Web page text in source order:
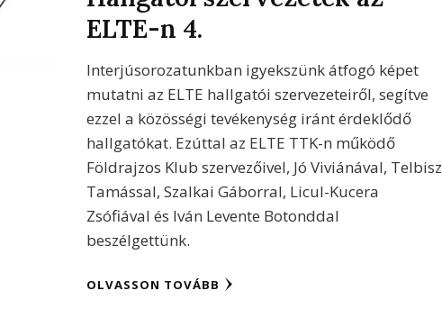
ELTE-n 4.
Interjúsorozatunkban igyekszünk átfogó képet
mutatni az ELTE hallgatói szervezeteiről, segítve
ezzel a közösségi tevékenység iránt érdeklődő
hallgatókat. Ezúttal az ELTE TTK-n működő
Földrajzos Klub szervezőivel, Jó Viviánával, Telbisz
Tamással, Szalkai Gáborral, Licul-Kucera
Zsófiával és Iván Levente Botonddal
beszélgettünk.
OLVASSON TOVÁBB